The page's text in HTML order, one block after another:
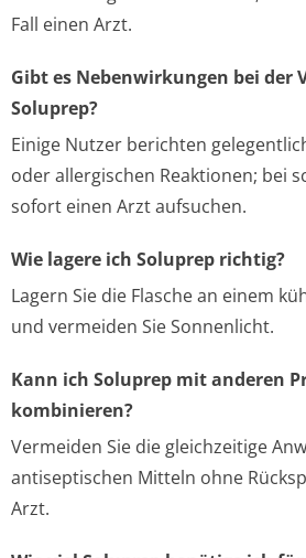
Fall einen Arzt.
Gibt es Nebenwirkungen bei der
Soluprep?
Einige Nutzer berichten
oder allergischen Reaktionen; bei
sofort einen Arzt aufsuchen.
Wie lagere ich Soluprep richtig?
Lagern Sie die Flasche an einem
und vermeiden Sie Sonnenlicht.
Kann ich Soluprep mit anderen
kombinieren?
Vermeiden Sie die gleichzeitige
antiseptischen Mitteln ohne
Arzt.